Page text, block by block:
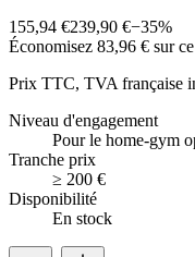
155,94 €239,90 €−35%
Économisez 83,96 € sur
Prix TTC, TVA française
Niveau d'engagement
Pour le home-gym
Tranche prix
≥ 200 €
Disponibilité
En stock